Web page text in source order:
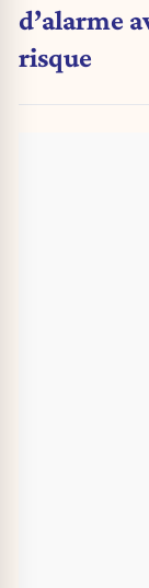
d’alarme
risque